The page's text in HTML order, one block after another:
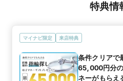
特典情
マイナビ限定 来店特典
条件クリアで
65,000円分
ネーがもらえ